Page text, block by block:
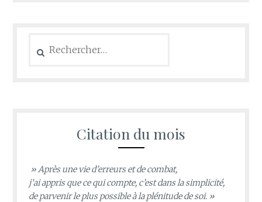
Citation du mois
» Après une vie d’erreurs et de combat,
j’ai appris que ce qui compte, c’est dans la simplicité,
de parvenir le plus possible à la plénitude de soi. »